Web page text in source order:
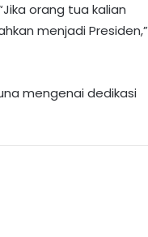
orang tua kalian
menjadi Presiden,”
mengenai dedikasi